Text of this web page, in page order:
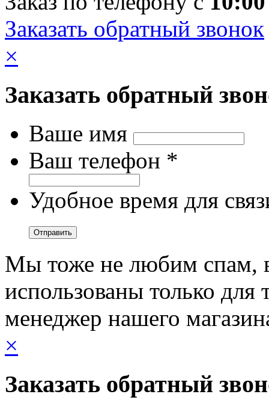
Заказать обратный звонок
×
Заказать обратный
Ваше имя
Ваш телефон *
Удобное время для
Мы тоже не любим спам,
использованы только для
менеджер нашего
×
Заказать обратный